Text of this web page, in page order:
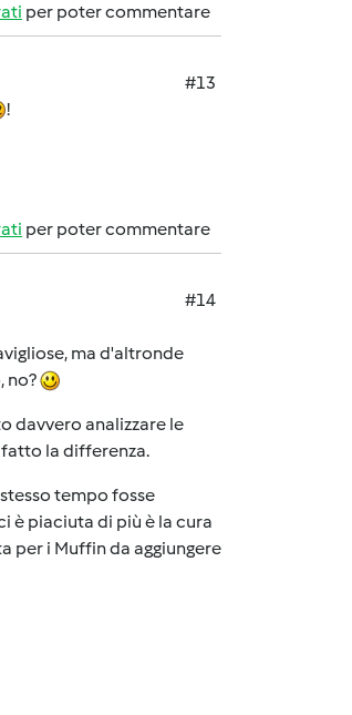
per poter commentare
#13
!
per poter commentare
#14
ma d'altronde
no?
davvero analizzare le
la differenza.
tempo fosse
è piaciuta di più è la cura
per i Muffin da aggiungere